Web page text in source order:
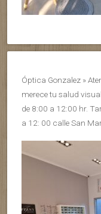
Óptica Gonzalez »
merece tu salud
de 8:00 a 12:00 hr.
a 12: 00 calle San